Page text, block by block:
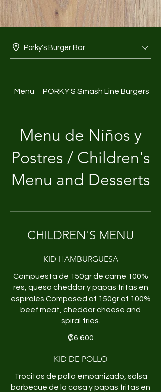
Porky's Burger Bar
Menu PORKY'S Smash Line Burgers
Menu de Niños y
Postres / Children's
Menu and Desserts
CHILDREN'S MENU
KID HAMBURGUESA
Compuesta de 150gr de carne 100%
res, queso cheddar y papas fritas en
espirales.Composed of 150gr of 100%
beef meat, cheddar cheese and
spiral fries.
₡6 600
KID DE POLLO
Trocitos de pollo empanizado, salsa
barbecue de la casa y papas fritas en